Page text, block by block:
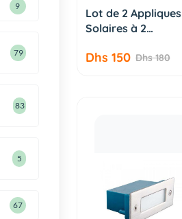
PANIER
Lot de 2 Appliques
Solaires à 2
Dhs 150 Dhs 180
9
79
83
5
67